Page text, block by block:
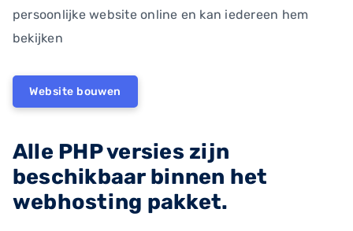
persoonlijke website online en kan iedereen hem
bekijken
Website bouwen
Alle PHP versies zijn
beschikbaar binnen het
webhosting pakket.